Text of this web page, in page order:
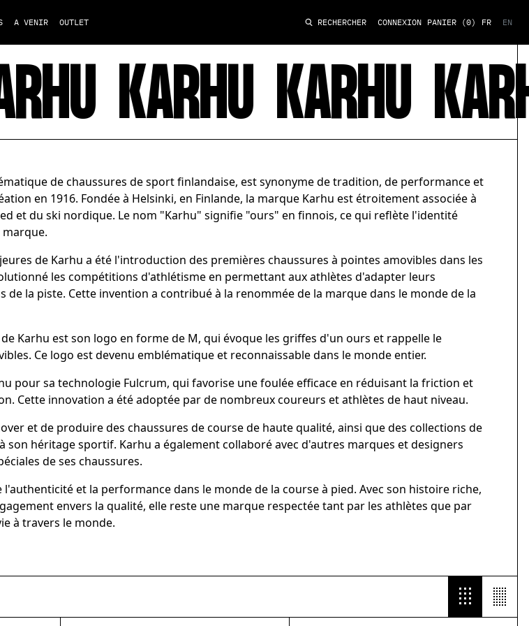
A VENIR OUTLET RECHERCHER CONNEXION PANIER (0) FR EN
KARHU KARHU
de chaussures de sport finlandaise, est synonyme de tradition, de performance et
en 1916. Fondée à Helsinki, en Finlande, la marque Karhu est étroitement associée à
et du ski nordique. Le nom "Karhu" signifie "ours" en finnois, ce qui reflète l'identité
de Karhu a été l'introduction des premières chaussures à pointes amovibles dans les
les compétitions d'athlétisme en permettant aux athlètes d'adapter leurs
de la piste. Cette invention a contribué à la renommée de la marque dans le monde de la
Karhu est son logo en forme de M, qui évoque les griffes d'un ours et rappelle le
Ce logo est devenu emblématique et reconnaissable dans le monde entier.
pour sa technologie Fulcrum, qui favorise une foulée efficace en réduisant la friction et
Cette innovation a été adoptée par de nombreux coureurs et athlètes de haut niveau.
et de produire des chaussures de course de haute qualité, ainsi que des collections de
son héritage sportif. Karhu a également collaboré avec d'autres marques et designers
de ses chaussures.
l'authenticité et la performance dans le monde de la course à pied. Avec son histoire riche,
envers la qualité, elle reste une marque respectée tant par les athlètes que par
à travers le monde.